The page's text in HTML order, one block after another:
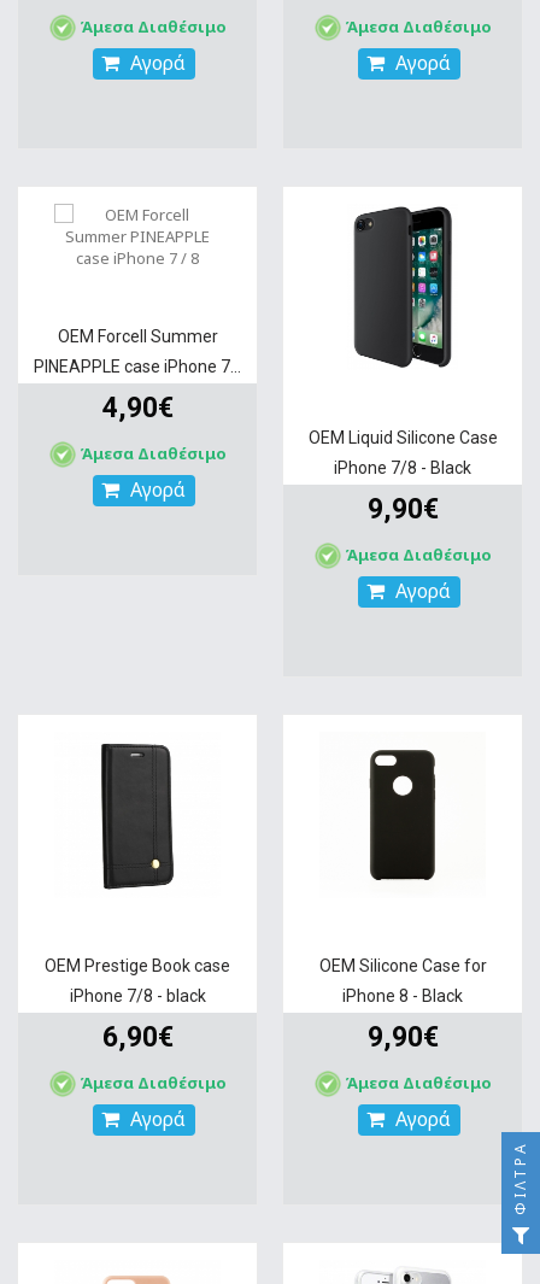
Άμεσα Διαθέσιμο
Αγορά
Άμεσα Διαθέσιμο
Αγορά
OEM Forcell Summer
PINEAPPLE case iPhone 7...
4,90€
Άμεσα Διαθέσιμο
Αγορά
OEM Liquid Silicone Case
iPhone 7/8 - Black
9,90€
Άμεσα Διαθέσιμο
Αγορά
OEM Prestige Book case
iPhone 7/8 - black
6,90€
Άμεσα Διαθέσιμο
Αγορά
OEM Silicone Case for
iPhone 8 - Black
9,90€
Άμεσα Διαθέσιμο
Αγορά
ΦΊΛΤΡΑ